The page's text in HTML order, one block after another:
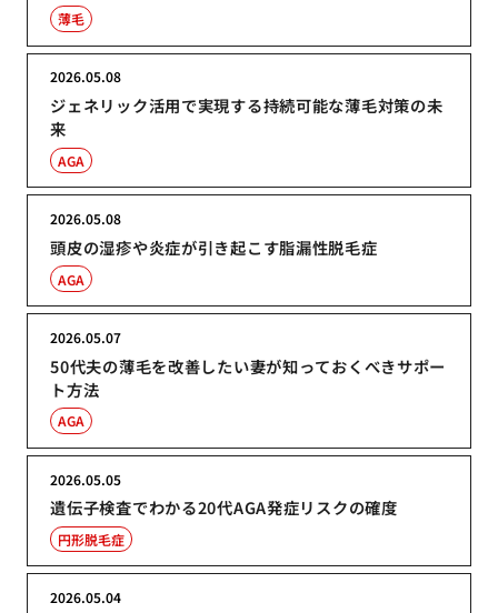
薄毛
ジェネリック活用で実現する持続可能な薄毛対策の未
来
2026.05.08
AGA
頭皮の湿疹や炎症が引き起こす脂漏性脱毛症
2026.05.08
AGA
50代夫の薄毛を改善したい妻が知っておくべきサポー
ト方法
2026.05.07
AGA
遺伝子検査でわかる20代AGA発症リスクの確度
2026.05.05
円形脱毛症
2026.05.04